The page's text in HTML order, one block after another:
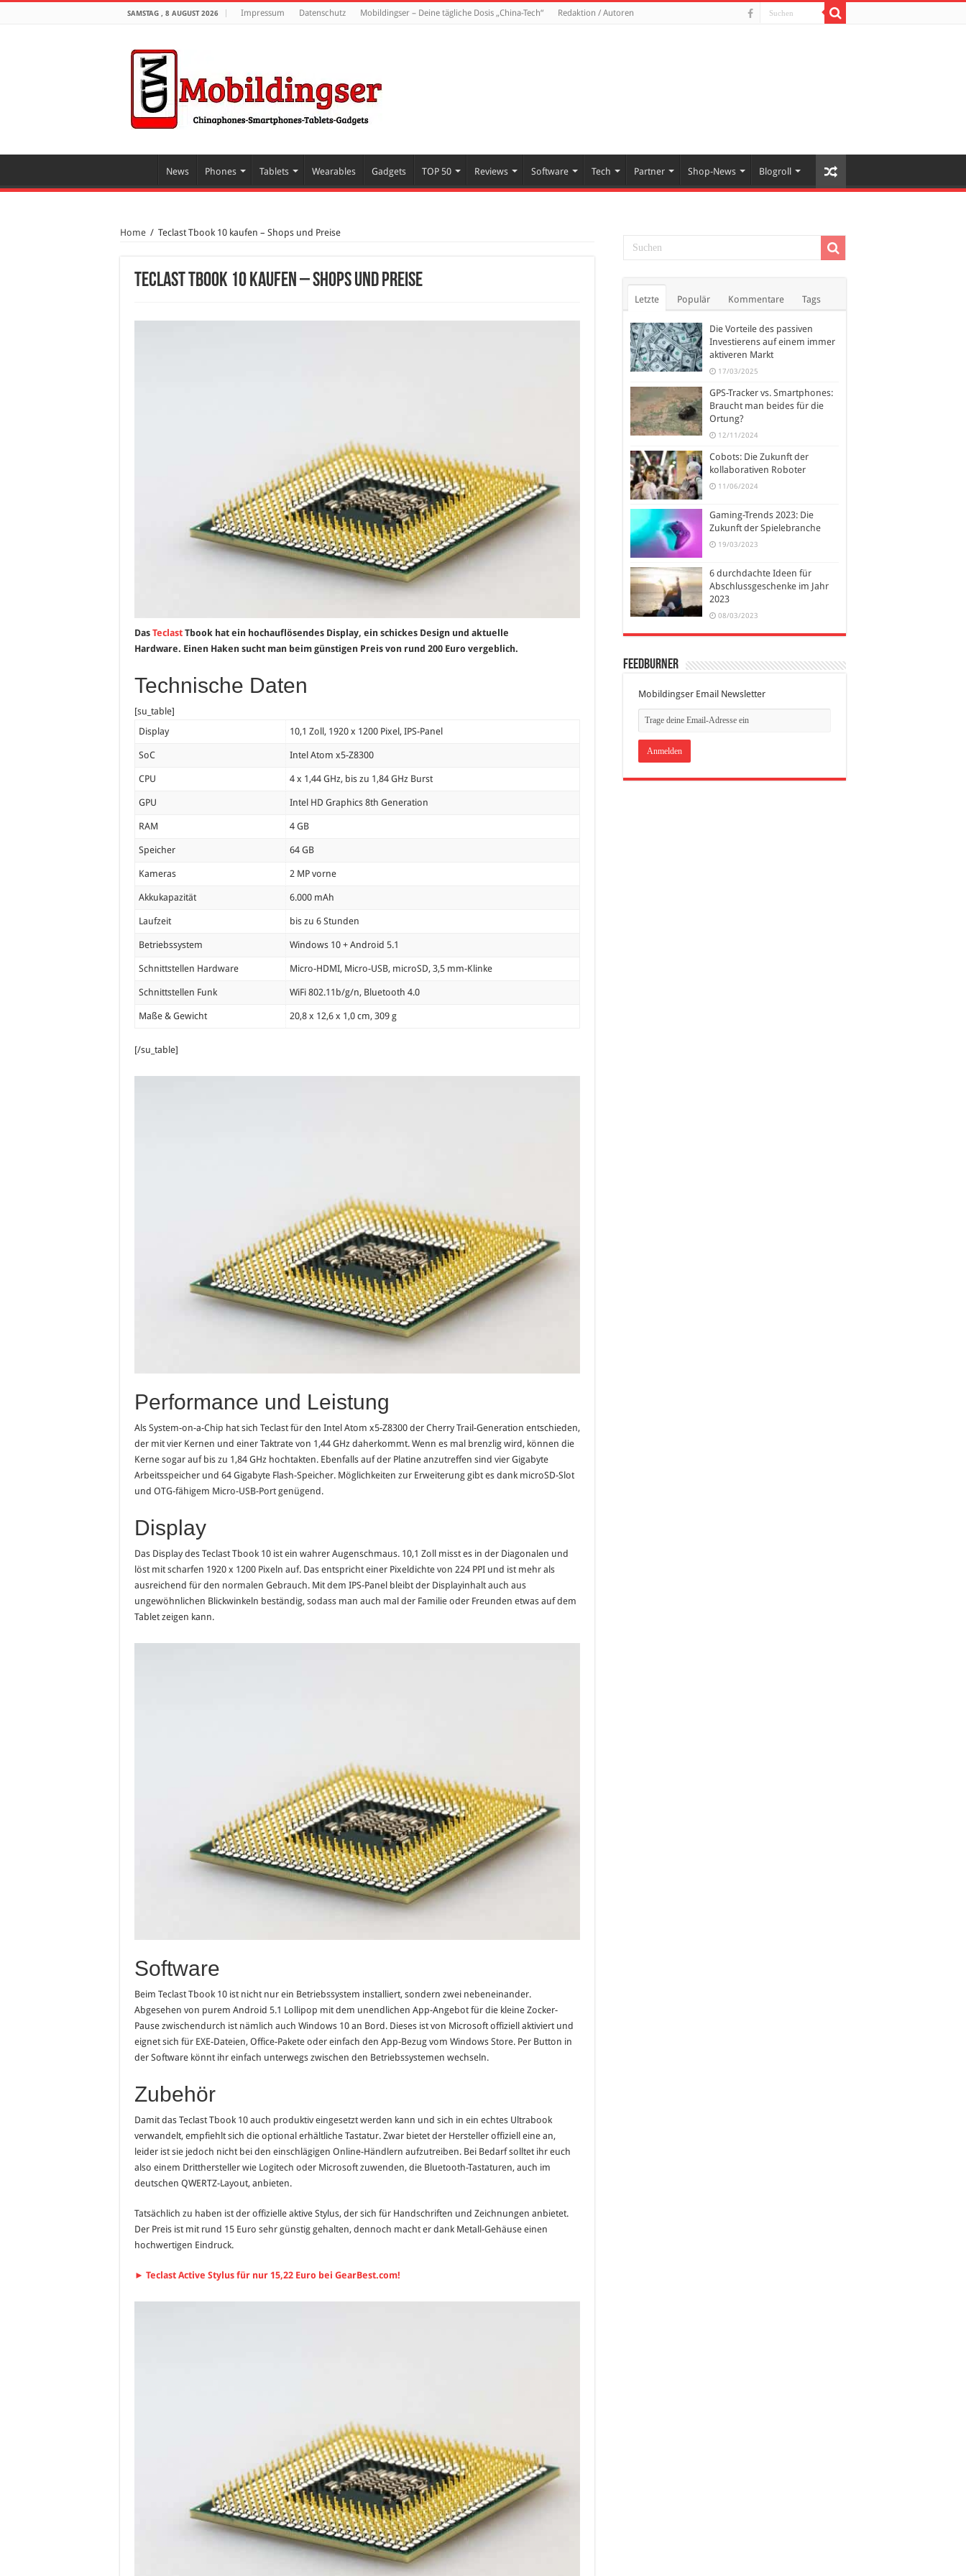
SAMSTAG , 8 AUGUST 2026 Impressum Datenschutz Mobildingser – Deine tägliche Dosis „China-Tech“ Redaktion / Autoren
News Phones Tablets Wearables Gadgets TOP 50 Reviews Software Tech Partner Shop-News Blogroll
Home / Teclast Tbook 10 kaufen – Shops und Preise
Teclast Tbook 10 kaufen – Shops und Preise
Das Teclast Tbook hat ein hochauflösendes Display, ein schickes Design und aktuelle
Hardware. Einen Haken sucht man beim günstigen Preis von rund 200 Euro vergeblich.
Technische Daten
[su_table]
Display
10,1 Zoll, 1920 x 1200 Pixel, IPS-Panel
SoC Intel Atom x5-Z8300
CPU 4 x 1,44 GHz, bis zu 1,84 GHz Burst
GPU Intel HD Graphics 8th Generation
RAM 4 GB
Speicher 64 GB
Kameras 2 MP vorne
Akkukapazität 6.000 mAh
Laufzeit bis zu 6 Stunden
Betriebssystem Windows 10 + Android 5.1
Schnittstellen Hardware Micro-HDMI, Micro-USB, microSD, 3,5 mm-Klinke
Schnittstellen Funk WiFi 802.11b/g/n, Bluetooth 4.0
Maße & Gewicht 20,8 x 12,6 x 1,0 cm, 309 g
[/su_table]
Performance und Leistung
Als System-on-a-Chip hat sich Teclast für den Intel Atom x5-Z8300 der Cherry Trail-Generation entschieden,
der mit vier Kernen und einer Taktrate von 1,44 GHz daherkommt. Wenn es mal brenzlig wird, können die
Kerne sogar auf bis zu 1,84 GHz hochtakten. Ebenfalls auf der Platine anzutreffen sind vier Gigabyte
Arbeitsspeicher und 64 Gigabyte Flash-Speicher. Möglichkeiten zur Erweiterung gibt es dank microSD-Slot
und OTG-fähigem Micro-USB-Port genügend.
Display
Das Display des Teclast Tbook 10 ist ein wahrer Augenschmaus. 10,1 Zoll misst es in der Diagonalen und
löst mit scharfen 1920 x 1200 Pixeln auf. Das entspricht einer Pixeldichte von 224 PPI und ist mehr als
ausreichend für den normalen Gebrauch. Mit dem IPS-Panel bleibt der Displayinhalt auch aus
ungewöhnlichen Blickwinkeln beständig, sodass man auch mal der Familie oder Freunden etwas auf dem
Tablet zeigen kann.
Software
Beim Teclast Tbook 10 ist nicht nur ein Betriebssystem installiert, sondern zwei nebeneinander.
Abgesehen von purem Android 5.1 Lollipop mit dem unendlichen App-Angebot für die kleine Zocker-
Pause zwischendurch ist nämlich auch Windows 10 an Bord. Dieses ist von Microsoft offiziell aktiviert und
eignet sich für EXE-Dateien, Office-Pakete oder einfach den App-Bezug vom Windows Store. Per Button in
der Software könnt ihr einfach unterwegs zwischen den Betriebssystemen wechseln.
Zubehör
Damit das Teclast Tbook 10 auch produktiv eingesetzt werden kann und sich in ein echtes Ultrabook
verwandelt, empfiehlt sich die optional erhältliche Tastatur. Zwar bietet der Hersteller offiziell eine an,
leider ist sie jedoch nicht bei den einschlägigen Online-Händlern aufzutreiben. Bei Bedarf solltet ihr euch
also einem Dritthersteller wie Logitech oder Microsoft zuwenden, die Bluetooth-Tastaturen, auch im
deutschen QWERTZ-Layout, anbieten.
Tatsächlich zu haben ist der offizielle aktive Stylus, der sich für Handschriften und Zeichnungen anbietet.
Der Preis ist mit rund 15 Euro sehr günstig gehalten, dennoch macht er dank Metall-Gehäuse einen
hochwertigen Eindruck.
► Teclast Active Stylus für nur 15,22 Euro bei GearBest.com!
Letzte Populär Kommentare Tags
Die Vorteile des passiven
Investierens auf einem immer
aktiveren Markt
17/03/2025
GPS-Tracker vs. Smartphones:
Braucht man beides für die
Ortung?
12/11/2024
Cobots: Die Zukunft der
kollaborativen Roboter
11/06/2024
Gaming-Trends 2023: Die
Zukunft der Spielebranche
19/03/2023
6 durchdachte Ideen für
Abschlussgeschenke im Jahr
2023
08/03/2023
FeedBurner
Mobildingser Email Newsletter